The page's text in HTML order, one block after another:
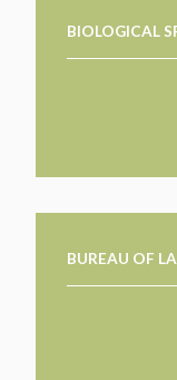
BIOLOGICAL
BUREAU OF